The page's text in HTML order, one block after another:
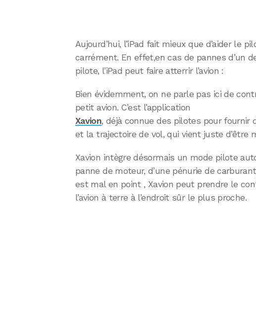
Aujourd’hui, l’iPad fait mieux que d’aider le
carrément. En effet,en cas de pannes d’un
pilote, l’iPad peut faire atterrir l’avion :
Bien évidemment, on ne parle pas ici de
petit avion. C’est l’application
Xavion, déjà connue des pilotes pour
et la trajectoire de vol, qui vient juste d’être
Xavion intègre désormais un mode pilote
panne de moteur, d’une pénurie de
est mal en point , Xavion peut prendre le
l’avion à terre à l’endroit sûr le plus proche.